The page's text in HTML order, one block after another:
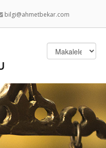
bilgi@ahmetbekar.com